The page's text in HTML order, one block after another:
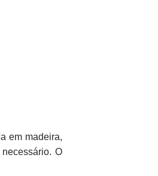
em madeira,
O